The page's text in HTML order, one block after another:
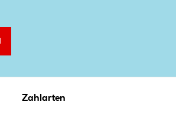
Zahlarten